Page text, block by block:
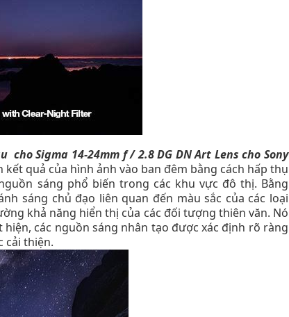
Sigma 14-24mm f / 2.8 DG DN Art Lens cho Sony
kết quả của hình ảnh vào ban đêm bằng cách hấp thụ
sáng phổ biến trong các khu vực đô thị. Bằng
sáng chủ đạo liên quan đến màu sắc của các loại
khả năng hiển thị của các đối tượng thiên văn. Nó
các nguồn sáng nhân tạo được xác định rõ ràng
cải thiện.